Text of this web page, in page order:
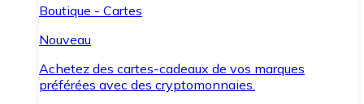
Boutique - Cartes
Nouveau
Achetez des cartes-cadeaux de vos marques
préférées avec des cryptomonnaies.